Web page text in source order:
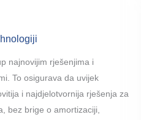
najnovijim rješenjima i
To osigurava da uvijek
i najdjelotvornija rješenja za
bez brige o amortizaciji,